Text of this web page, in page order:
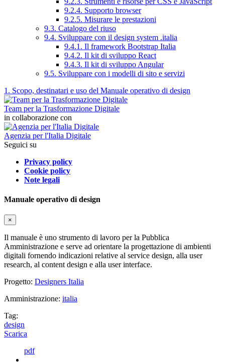
9.2.4. Supporto browser
9.2.5. Misurare le prestazioni
9.3. Catalogo del riuso
9.4. Sviluppare con il design system .italia
9.4.1. Il framework Bootstrap Italia
9.4.2. Il kit di sviluppo React
9.4.3. Il kit di sviluppo Angular
9.5. Sviluppare con i modelli di sito e servizi
1. Scopo, destinatari e uso del Manuale operativo di design
Team per la Trasformazione Digitale
in collaborazione con
Agenzia per l'Italia Digitale
Seguici su
Privacy policy
Cookie policy
Note legali
Manuale operativo di design
×
Il manuale è uno strumento di lavoro per la Pubblica
Amministrazione e serve ad orientare la progettazione di ambienti
digitali fornendo indicazioni relative al service design, alla user
research, al content design e alla user interface.
Progetto: Designers Italia
Amministrazione: italia
Tag:
design
Scarica
pdf